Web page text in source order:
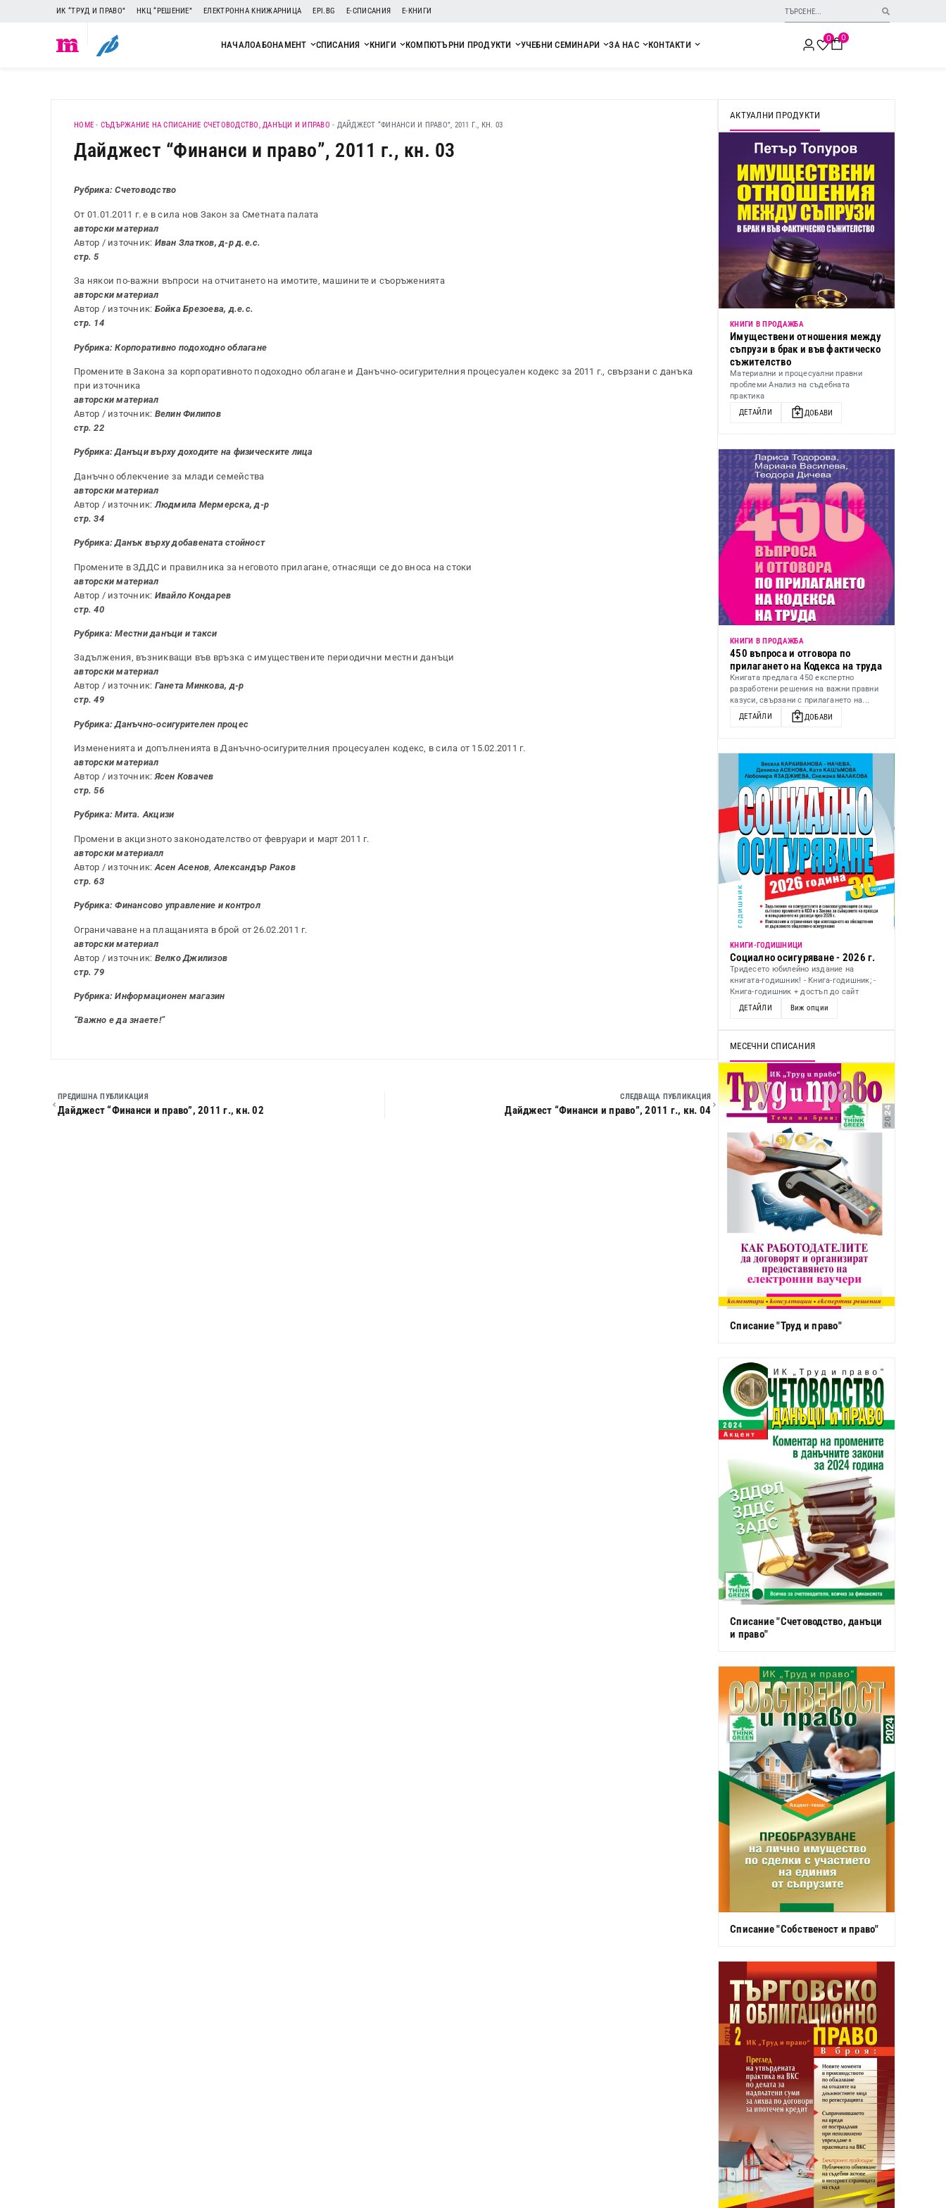
ИК “ТРУД И ПРАВО” НКЦ “РЕШЕНИЕ” ЕЛЕКТРОННА КНИЖАРНИЦА EPI.BG Е-СПИСАНИЯ Е-КНИГИ
НАЧАЛОАБОНАМЕНТ СПИСАНИЯ КНИГИ КОМПЮТЪРНИ ПРОДУКТИ УЧЕБНИ СЕМИНАРИ ЗА НАС КОНТАКТИ
0 0
HOME - СЪДЪРЖАНИЕ НА СПИСАНИЕ СЧЕТОВОДСТВО, ДАНЪЦИ И ИПРАВО - ДАЙДЖЕСТ “ФИНАНСИ И ПРАВО”, 2011 Г., КН. 03
Дайджест “Финанси и право”, 2011 г., кн. 03
Рубрика: Счетоводство
От 01.01.2011 г. е в сила нов Закон за Сметната палата
авторски материал
Автор / източник: Иван Златков, д-р д.е.с.
стр. 5
За някои по-важни въпроси на отчитането на имотите, машините и съоръженията
авторски материал
Автор / източник: Бойка Брезоева, д.е.с.
стр. 14
Рубрика: Корпоративно подоходно облагане
Промените в Закона за корпоративното подоходно облагане и Данъчно-осигурителния процесуален кодекс за 2011 г., свързани с данъка
при източника
авторски материал
Автор / източник: Велин Филипов
стр. 22
Рубрика: Данъци върху доходите на физическите лица
Данъчно облекчение за млади семейства
авторски материал
Автор / източник: Людмила Мермерска, д-р
стр. 34
Рубрика: Данък върху добавената стойност
Промените в ЗДДС и правилника за неговото прилагане, отнасящи се до вноса на стоки
авторски материал
Автор / източник: Ивайло Кондарев
стр. 40
Рубрика: Местни данъци и такси
Задължения, възникващи във връзка с имуществените периодични местни данъци
авторски материал
Автор / източник: Ганета Минкова, д-р
стр. 49
Рубрика: Данъчно-осигурителен процес
Измененията и допълненията в Данъчно-осигурителния процесуален кодекс, в сила от 15.02.2011 г.
авторски материал
Автор / източник:Ясен Ковачев
стр. 56
Рубрика: Мита. Акцизи
Промени в акцизното законодателство от февруари и март 2011 г.
авторски материалл
Автор / източник: Асен Асенов Александър Раков
стр. 63
Рубрика:Финансово управление и контрол
Ограничаване на плащанията в брой от 26.02.2011 г.
авторски материал
Автор / източник: Велко Джилизов
стр. 79
Рубрика: Информационен магазин
“Важно е да знаете!”
ПРЕДИШНА ПУБЛИКАЦИЯ
Дайджест “Финанси и право”, 2011 г., кн. 02
СЛЕДВАЩА ПУБЛИКАЦИЯ
Дайджест “Финанси и право”, 2011 г., кн. 04
АКТУАЛНИ ПРОДУКТИ
КНИГИ В ПРОДАЖБА
Имуществени отношения между
съпрузи в брак и във фактическо
съжителство
Материални и процесуални правни
проблеми Анализ на съдебната
практика
ДЕТАЙЛИ
ДОБАВИ
КНИГИ В ПРОДАЖБА
450 въпроса и отговора по
прилагането на Кодекса на труда
Книгата предлага 450 експертно
разработени решения на важни правни
казуси, свързани с прилагането на...
ДЕТАЙЛИ
ДОБАВИ
KНИГИ-ГОДИШНИЦИ
Социално осигуряване - 2026 г.
Тридесето юбилейно издание на
книгата-годишник! - Книга-годишник; -
Книга-годишник + достъп до сайт
ДЕТАЙЛИ
Виж опции
МЕСЕЧНИ СПИСАНИЯ
Списание "Труд и право"
Списание "Счетоводство, данъци
и право"
Списание "Собственост и право"